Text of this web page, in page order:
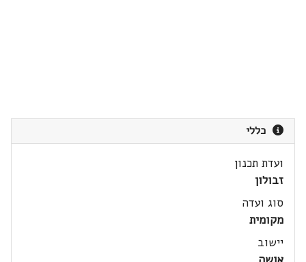
כללי
ועדת תכנון
זבולון
סוג ועדה
מקומית
יישוב